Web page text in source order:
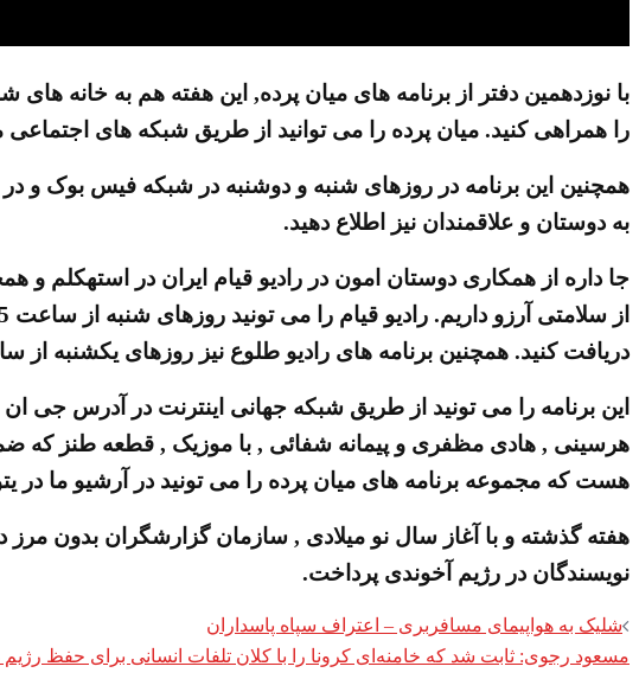
با نوزدهمین دفتر از برنامه های میان پرده, این هفته هم به خانه
را همراهی کنید. میان پرده را می توانید از طریق شبکه های
به دوستان و علاقمندان نیز اطلاع دهید.
جا داره از همکاری دوستان امون در رادیو قیام ایران در استهکلم
دریافت کنید. همچنین برنامه های رادیو طلوع نیز روزهای یکشنبه از ساعت 14 الی 21 شب قابل
هرسینی , هادی مظفری و پیمانه شفائی , با موزیک , قطعه طنز که
هست که مجموعه برنامه های میان پرده را می تونید در آرشیو ما در
هفته گذشته و با آغاز سال نو میلادی , سازمان گزارشگران بدون
نویسندگان در رژیم آخوندی پرداخت.
Post
شلیک به هواپیمای مسافربری – اعتراف سپاه پاسداران
مسعود رجوی: ثابت شد که خامنه‌ای کرونا را با کلان تلفات انسانی برای حفظ